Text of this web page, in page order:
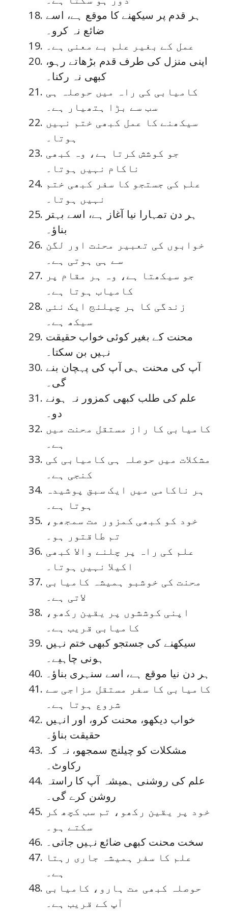
ہر قدم پر سیکھنے کا موقع ہے، اسے
ضائع نہ کرو۔
عمل کے بغیر علم بے معنی ہے۔
اپنی منزل کی طرف قدم بڑھاتے رہو،
کبھی نہ رکنا۔
کامیابی کی راہ میں حوصلہ ہی
سب سے بڑا ہتھیار ہے۔
سیکھنے کا عمل کبھی ختم نہیں
ہوتا۔
جو کوشش کرتا ہے، وہ کبھی
ناکام نہیں ہوتا۔
علم کی جستجو کا سفر کبھی ختم
نہیں ہوتا۔
ہر دن تمہارا نیا آغاز ہے، اسے بہتر
بناؤ۔
خوابوں کی تعبیر محنت اور لگن
سے ہی ہوتی ہے۔
جو سیکھتا ہے، وہ ہر مقام پر
کامیاب ہوتا ہے۔
زندگی کا ہر چیلنج ایک نئی
سیکھ ہے۔
محنت کے بغیر کوئی خواب حقیقت
نہیں بن سکتا۔
آپ کی محنت ہی آپ کی پہچان بنے
گی۔
علم کی طلب کبھی کمزور نہ ہونے
دو۔
کامیابی کا راز مستقل محنت میں
ہے۔
مشکلات میں حوصلہ ہی کامیابی کی
کنجی ہے۔
ہر ناکامی میں ایک سبق پوشیدہ
ہوتا ہے۔
خود کو کبھی کمزور مت سمجھو،
تم طاقتور ہو۔
علم کی راہ پر چلنے والا کبھی
اکیلا نہیں ہوتا۔
محنت کی خوشبو ہمیشہ کامیابی
لاتی ہے۔
اپنی کوششوں پر یقین رکھو،
کامیابی قریب ہے۔
سیکھنے کی جستجو کبھی ختم نہیں
ہونی چاہیے۔
ہر دن نیا موقع ہے، اسے سنہری بناؤ۔
کامیابی کا سفر مستقل مزاجی سے
شروع ہوتا ہے۔
خواب دیکھو، محنت کرو، اور انہیں
حقیقت بناؤ۔
مشکلات کو چیلنج سمجھو، نہ کہ
رکاوٹ۔
علم کی روشنی ہمیشہ آپ کا راستہ
روشن کرے گی۔
خود پر یقین رکھو، تم سب کچھ کر
سکتے ہو۔
سخت محنت کبھی ضائع نہیں جاتی۔
علم کا سفر ہمیشہ جاری رہتا
ہے۔
حوصلہ کبھی مت ہارو، کامیابی
آپ کے قریب ہے۔